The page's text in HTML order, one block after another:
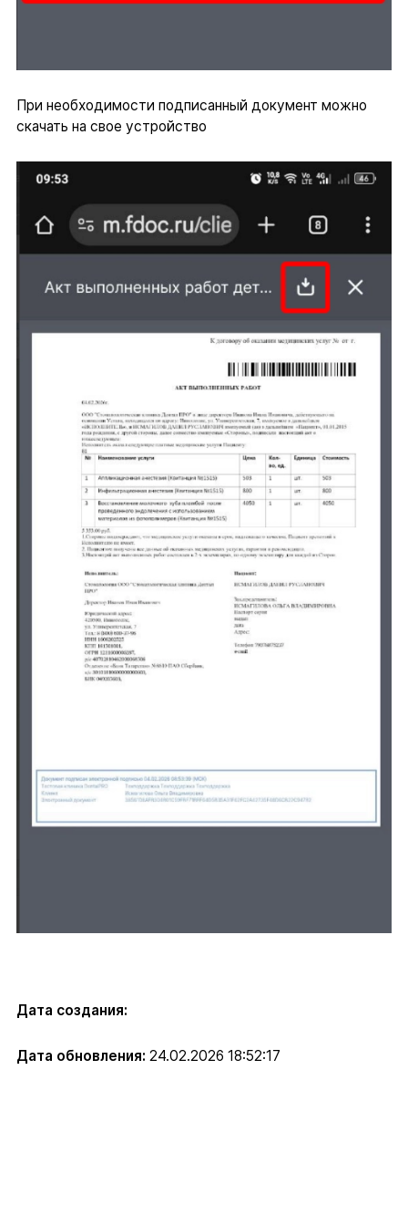
При необходимости подписанный документ можно
скачать на свое устройство
Дата создания:
Дата обновления: 24.02.2026 18:52:17